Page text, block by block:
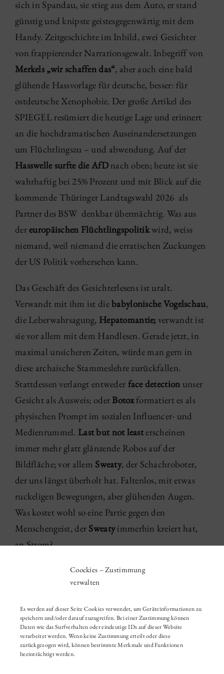
Coockies – Zustimmung
verwalten
Es werden auf dieser Seite Cookies verwendet, um Geräteinformationen zu
speichern und/oder darauf zuzugreifen. Bei einer Zustimmung können
Daten wie das Surfverhalten oder eindeutige IDs auf dieser Website
verarbeitet werden. Wenn keine Zustimmung erteilt oder diese
zurückgezogen wird, können bestimmte Merkmale und Funktionen
beeinträchtigt werden.
sich in Spandau, sie stieg aus dem Auto, er stand
günstig und knipste geistesgegenwärtig mit dem
Handy. Zeitgeschichte im Inbild, zwei Gesichter
von frappierender Narrationsgewalt. Inbegriff von
Merkels „wir schaffen das“, aber auch eine bald
glühende Hassvorlage für deutsche, besser: für
ostdeutsche Xenophobie. Der große Artikel des
SPIEGEL resümiert die heutige Lage und erinnert
an die hochdramatischen Auseinandersetzungen
um Flüchtlingszu – und abwendung. Auf der
Hasswelle surfte die AfDnach oben; heute ist sie
wahrhaftig bei 25% Prozent und mit Blick auf die
kommende Thüringer Landtagswahl 2026 als
Partner des BSW denkbar übermächtig. Was aus
dereuropäischen Flüchtlingspolitikwird, weiss
niemand, weil niemand die erratischen Zuckungen
der US Politik vorhersehen kann.
Das Geschäft des Gesichterlesens ist uralt.
Verwandt mit ihm ist diebabylonische Vogelschau,
die Leberwahrsagung, Hepatomantie; verwandt ist
sie vor allem mit dem Handlesen. Gerade jetzt, in
maximal unsicheren Zeiten, würde man gern in
diese archaische Stammeslehre zurückfallen.
Stattdessen verlangt entweder face detection unser
Gesicht als Ausweis; oderBotoxformatiert es als
physischen Prompt im sozialen Influencer- und
Medienrummel. Last but not leasterscheinen
immer mehr glatt glänzende Robos auf der
Bildfläche; vor allem Sweaty, der Schachroboter,
der uns längst überholt hat. Faltenlos, mit etwas
ruckeligen Bewegungen, aber glühenden Augen.
Was kostet wohl so eine Partie gegen den
Menschengeist, der Sweatyimmerhin kreiert hat,
an Strom?
Gesichtsrundschau